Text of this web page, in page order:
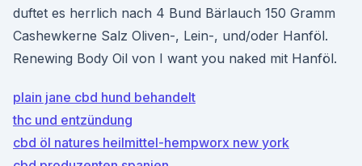
duftet es herrlich nach 4 Bund Bärlauch 150 Gramm
Cashewkerne Salz Oliven-, Lein-, und/oder Hanföl.
Renewing Body Oil von I want you naked mit Hanföl.
plain jane cbd hund behandelt
thc und entzündung
cbd öl natures heilmittel-hempworx new york